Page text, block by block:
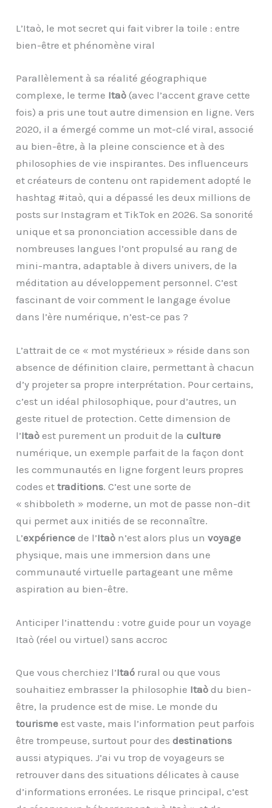
L’Itaò, le mot secret qui fait vibrer la toile : entre
bien-être et phénomène viral
Parallèlement à sa réalité géographique
complexe, le terme Itaò (avec l’accent grave cette
fois) a pris une tout autre dimension en ligne. Vers
2020, il a émergé comme un mot-clé viral, associé
au bien-être, à la pleine conscience et à des
philosophies de vie inspirantes. Des influenceurs
et créateurs de contenu ont rapidement adopté le
hashtag #itaò, qui a dépassé les deux millions de
posts sur Instagram et TikTok en 2026. Sa sonorité
unique et sa prononciation accessible dans de
nombreuses langues l’ont propulsé au rang de
mini-mantra, adaptable à divers univers, de la
méditation au développement personnel. C’est
fascinant de voir comment le langage évolue
dans l’ère numérique, n’est-ce pas ?
L’attrait de ce « mot mystérieux » réside dans son
absence de définition claire, permettant à chacun
d’y projeter sa propre interprétation. Pour certains,
c’est un idéal philosophique, pour d’autres, un
geste rituel de protection. Cette dimension de
l’Itaò est purement un produit de laculture
numérique, un exemple parfait de la façon dont
les communautés en ligne forgent leurs propres
codes ettraditions. C’est une sorte de
« shibboleth » moderne, un mot de passe non-dit
qui permet aux initiés de se reconnaître.
L’expérience de l’Itaò n’est alors plus unvoyage
physique, mais une immersion dans une
communauté virtuelle partageant une même
aspiration au bien-être.
Anticiper l’inattendu : votre guide pour un voyage
Itaò (réel ou virtuel) sans accroc
Que vous cherchiez l’Itaó rural ou que vous
souhaitiez embrasser la philosophie Itaò du bien-
être, la prudence est de mise. Le monde du
tourisme est vaste, mais l’information peut parfois
être trompeuse, surtout pour desdestinations
aussi atypiques. J’ai vu trop de voyageurs se
retrouver dans des situations délicates à cause
d’informations erronées. Le risque principal, c’est